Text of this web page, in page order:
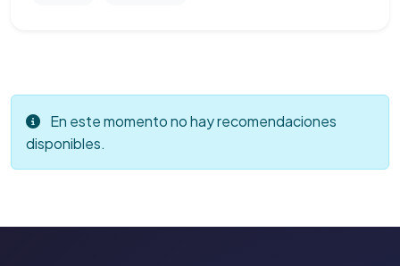
En este momento no hay recomendaciones
disponibles.